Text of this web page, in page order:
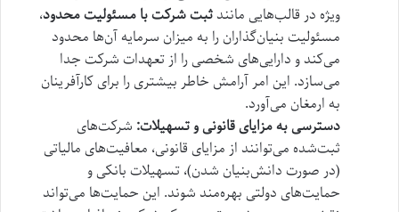
ویژه در قالب‌هایی مانندثبت شرکت با مسئولیت محدود،
مسئولیت بنیان‌گذاران را به میزان سرمایه آن‌ها محدود
می‌کند و دارایی‌های شخصی را از تعهدات شرکت جدا
می‌سازد. این امر آرامش خاطر بیشتری را برای کارآفرینان
به ارمغان می‌آورد.
دسترسی به مزایای قانونی و تسهیلات: شرکت‌های
ثبت‌شده می‌توانند از مزایای قانونی، معافیت‌های مالیاتی
(در صورت دانش‌بنیان شدن)، تسهیلات بانکی و
حمایت‌های دولتی بهره‌مند شوند. این حمایت‌ها می‌تواند